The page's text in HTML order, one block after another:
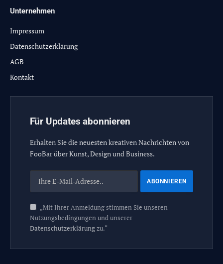
Unternehmen
Impressum
Datenschutzerklärung
AGB
Kontakt
Für Updates abonnieren
Erhalten Sie die neuesten kreativen Nachrichten von
FooBar über Kunst, Design und Business.
„Mit Ihrer Anmeldung stimmen Sie unseren
Nutzungsbedingungen und unserer
Datenschutzerklärungzu.“